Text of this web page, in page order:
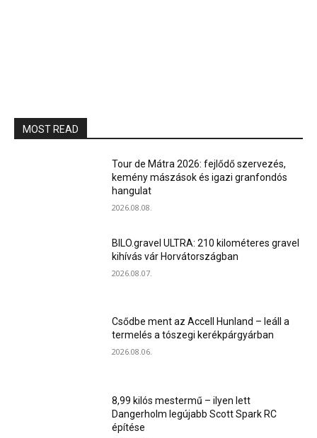
MOST READ
Tour de Mátra 2026: fejlődő szervezés,
kemény mászások és igazi granfondós
hangulat
2026.08.08.
BILO.gravel ULTRA: 210 kilométeres gravel
kihívás vár Horvátországban
2026.08.07.
Csődbe ment az Accell Hunland – leáll a
termelés a tószegi kerékpárgyárban
2026.08.06.
8,99 kilós mestermű – ilyen lett
Dangerholm legújabb Scott Spark RC
építése